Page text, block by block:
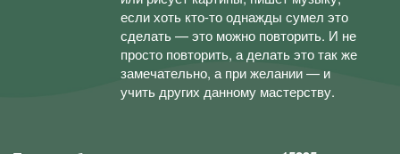
если хоть кто-то однажды сумел это
сделать — это можно повторить. И не
просто повторить, а делать это так же
замечательно, а при желании — и
учить других данному мастерству.